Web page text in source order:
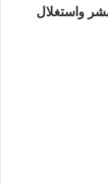
واستغلال